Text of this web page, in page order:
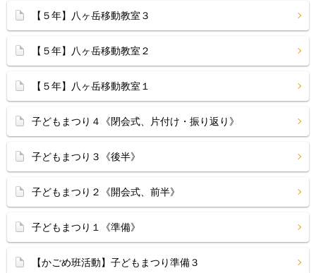
【５年】八ヶ岳移動教室３
【５年】八ヶ岳移動教室２
【５年】八ヶ岳移動教室１
子どもまつり４《閉会式、片付け・振り返り》
子どもまつり３《後半》
子どもまつり２《開会式、前半》
子どもまつり１《準備》
【かごめ班活動】子どもまつり準備３